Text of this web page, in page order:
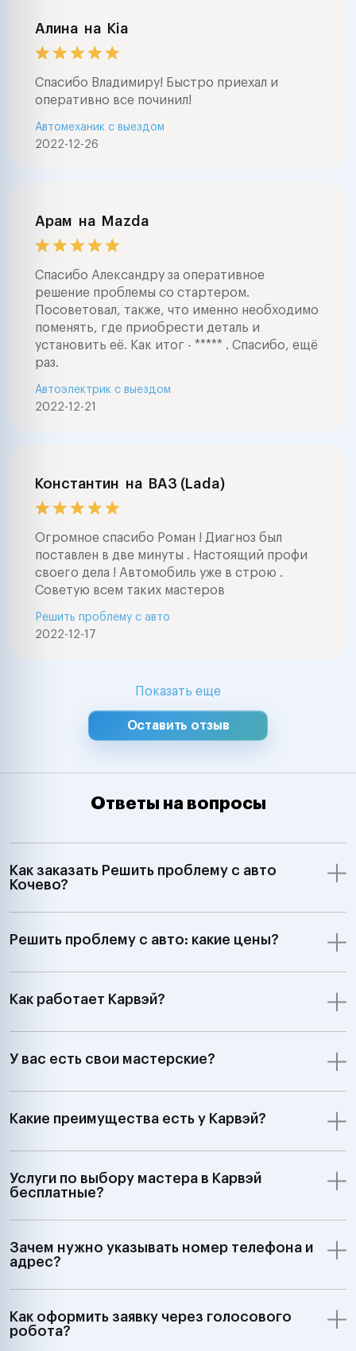
Алина на Kia
Спасибо Владимиру! Быстро приехал и
оперативно все починил!
2022-12-26
Автомеханик с выездом
Арам на Mazda
Спасибо Александру за оперативное
решение проблемы со стартером.
Посоветовал, также, что именно необходимо
поменять, где приобрести деталь и
установить её. Как итог - ***** . Спасибо, ещё
раз.
2022-12-21
Автоэлектрик с выездом
Константин на ВАЗ (Lada)
Огромное спасибо Роман ! Диагноз был
поставлен в две минуты . Настоящий профи
своего дела ! Автомобиль уже в строю .
Советую всем таких мастеров
2022-12-17
Решить проблему с авто
Показать еще
Оставить отзыв
Ответы на вопросы
Как заказать Решить проблему с авто
Кочево?
Решить проблему с авто: какие цены?
Как работает Карвэй?
У вас есть свои мастерские?
Какие преимущества есть у Карвэй?
Услуги по выбору мастера в Карвэй
бесплатные?
Зачем нужно указывать номер телефона и
адрес?
Как оформить заявку через голосового
робота?